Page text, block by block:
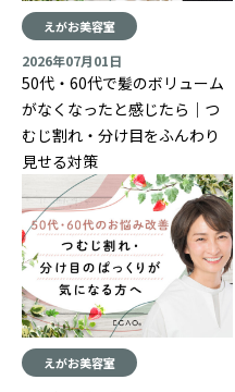
えがお美容室
2026年07月01日
50代・60代で髪のボリューム
がなくなったと感じたら｜つ
むじ割れ・分け目をふんわり
見せる対策
えがお美容室